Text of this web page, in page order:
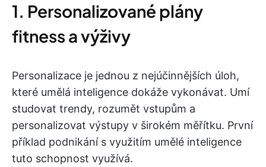
1. Personalizované plány
fitness a výživy
Personalizace je jednou z nejúčinnějších úloh,
které umělá inteligence dokáže vykonávat. Umí
studovat trendy, rozumět vstupům a
personalizovat výstupy v širokém měřítku. První
příklad podnikání s využitím umělé inteligence
tuto schopnost využívá.